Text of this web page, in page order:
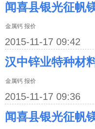
闻喜县银光征帆
金属钙 报价
2015-11-17 09:42
汉中锌业特种材
金属钙 报价
2015-11-17 09:36
闻喜县银光征帆